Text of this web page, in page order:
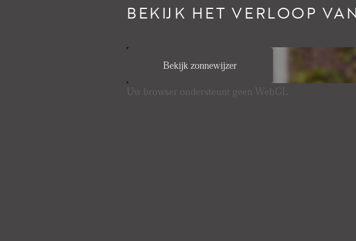
BEKIJK HET VERLOOP
Bekijk zonnewijzer
Uw browser ondersteunt geen WebGL